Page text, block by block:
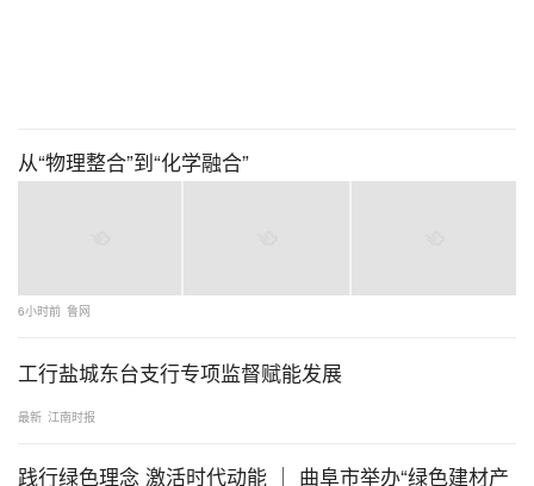
从“物理整合”到“化学融合”
6小时前 鲁网
工行盐城东台支行专项监督赋能发展
最新 江南时报
践行绿色理念 激活时代动能 ｜ 曲阜市举办“绿色建材产